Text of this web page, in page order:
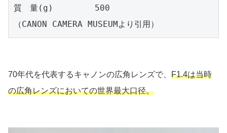
質　量(g)	500
70年代を代表するキャノンの広角レンズで、 F1.4は当時
の広角レンズにおいての世界最大口径。